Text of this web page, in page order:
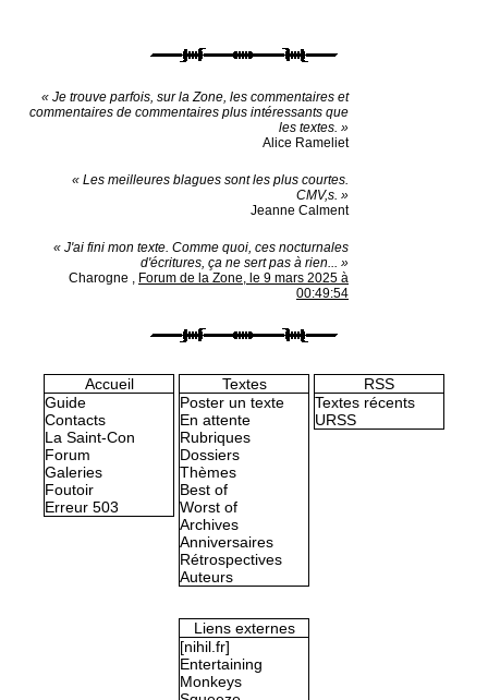
« Je trouve parfois, sur la Zone, les commentaires et
commentaires de commentaires plus intéressants que
les textes. »
Alice Rameliet
« Les meilleures blagues sont les plus courtes.
CMV,s. »
Jeanne Calment
« J'ai fini mon texte. Comme quoi, ces nocturnales
d'écritures, ça ne sert pas à rien... »
Charogne
Forum de la Zone, le 9 mars 2025 à
00:49:54
Accueil
Guide
Contacts
La Saint-Con
Forum
Galeries
Foutoir
Erreur 503
Textes
Poster un texte
En attente
Rubriques
Dossiers
Thèmes
Best of
Worst of
Archives
Anniversaires
Rétrospectives
Auteurs
RSS
Textes récents
URSS
Liens externes
[nihil.fr]
Entertaining
Monkeys